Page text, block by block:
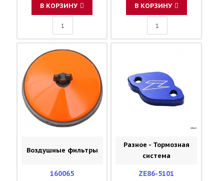
В КОРЗИНУ В КОРЗИНУ
Воздушные фильтры
160065
Разное - Тормозная
система
ZE86-5101